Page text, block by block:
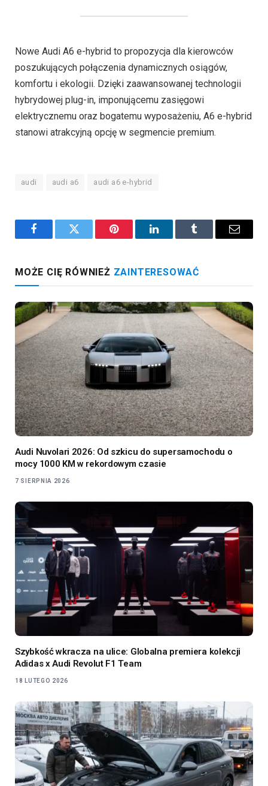
Nowe Audi A6 e-hybrid to propozycja dla kierowców
poszukujących połączenia dynamicznych osiągów,
komfortu i ekologii. Dzięki zaawansowanej technologii
hybrydowej plug-in, imponującemu zasięgowi
elektrycznemu oraz bogatemu wyposażeniu, A6 e-hybrid
stanowi atrakcyjną opcję w segmencie premium.
audi audi a6 audi a6 e-hybrid
FacebookTwitter Pinterest LinkedInTumblr Email
MOŻE CIĘ RÓWNIEŻ ZAINTERESOWAĆ
Audi Nuvolari 2026: Od szkicu do supersamochodu o
mocy 1000 KM w rekordowym czasie
7 SIERPNIA 2026
Szybkość wkracza na ulice: Globalna premiera kolekcji
Adidas x Audi Revolut F1 Team
18 LUTEGO 2026